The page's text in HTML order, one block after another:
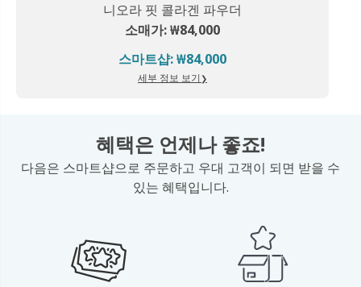
니오라 핏 콜라겐 파우더
소매가: ₩84,000
스마트샵: ₩84,000
세부 정보 보기
혜택은 언제나 좋죠!
다음은 스마트샵으로 주문하고 우대 고객이 되면 받을 수
있는 혜택입니다.